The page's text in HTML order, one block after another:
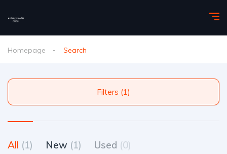
Homepage Search
Filters (1)
All (1) New (1) Used (0)